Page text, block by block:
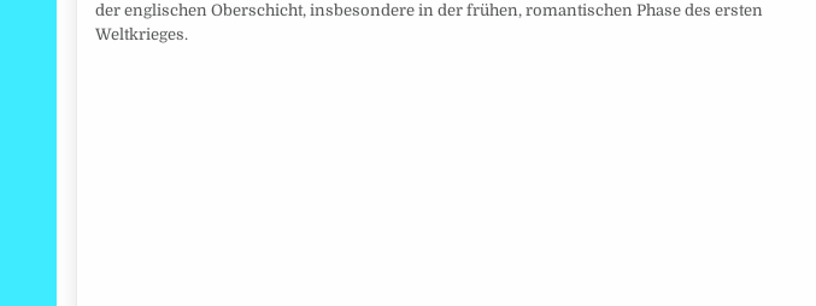
der englischen Oberschicht, insbesondere in der frühen, romantischen Phase des ersten
Weltkrieges.